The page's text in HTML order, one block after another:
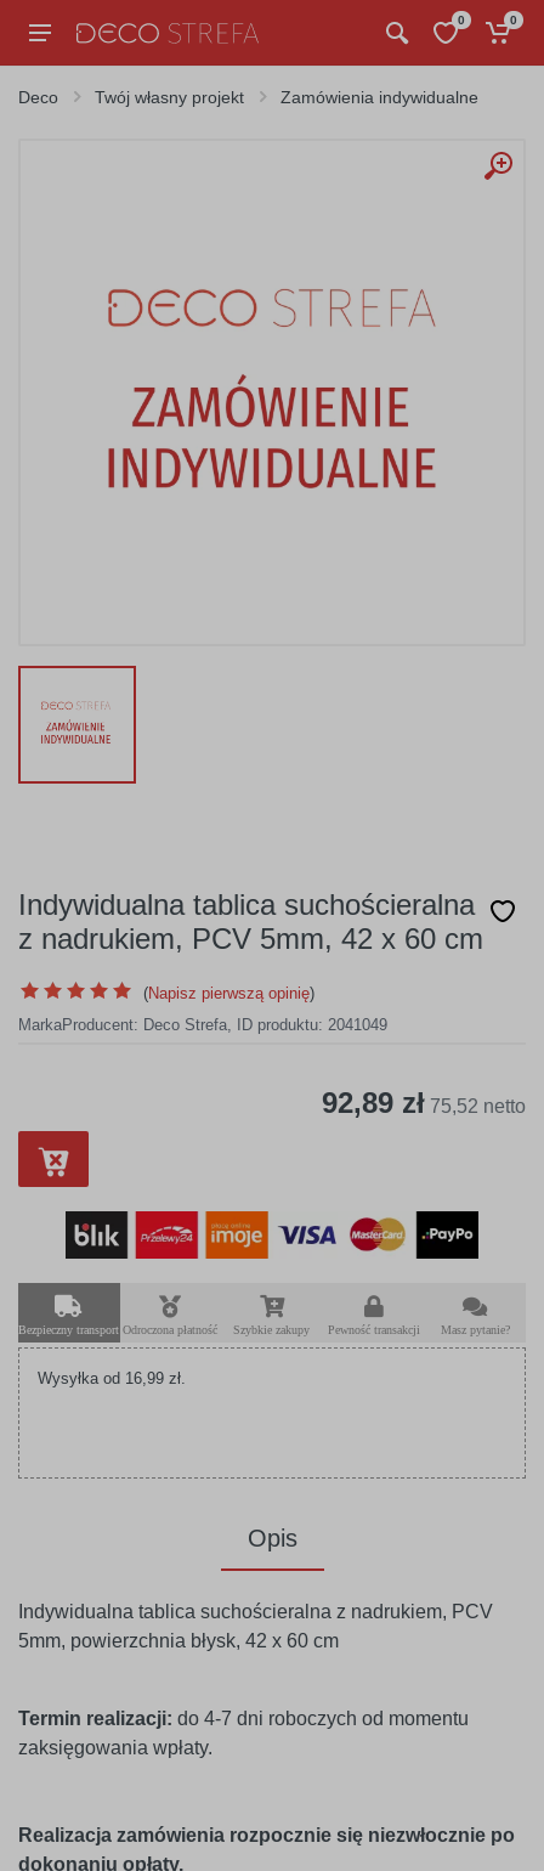
0 0
Deco Twój własny projekt Zamówienia indywidualne
Indywidualna tablica suchościeralna
z nadrukiem, PCV 5mm, 42 x 60 cm
(Napisz pierwszą opinię)
MarkaProducent: Deco Strefa, ID produktu: 2041049
92,89 zł 75,52 netto
Bezpieczny transport Odroczona płatność Szybkie zakupy Pewność transakcji Masz pytanie?
Wysyłka od 16,99 zł.
Opis
Indywidualna tablica suchościeralna z nadrukiem, PCV
5mm, powierzchnia błysk, 42 x 60 cm
Termin realizacji: do 4-7 dni roboczych od momentu
zaksięgowania wpłaty.
Realizacja zamówienia rozpocznie się niezwłocznie po
dokonaniu opłaty.